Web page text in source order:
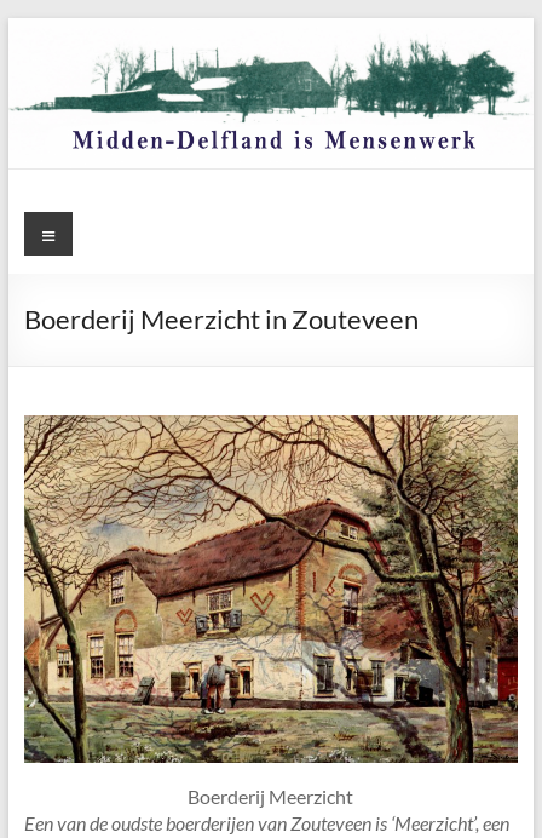
inhoud
Menu
Boerderij Meerzicht in Zouteveen
Boerderij Meerzicht
Een van de oudste boerderijen van Zouteveen is ‘Meerzicht’, een